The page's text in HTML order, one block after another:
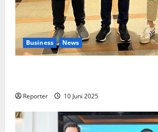
Business News
Reporter 10 Juni 2025